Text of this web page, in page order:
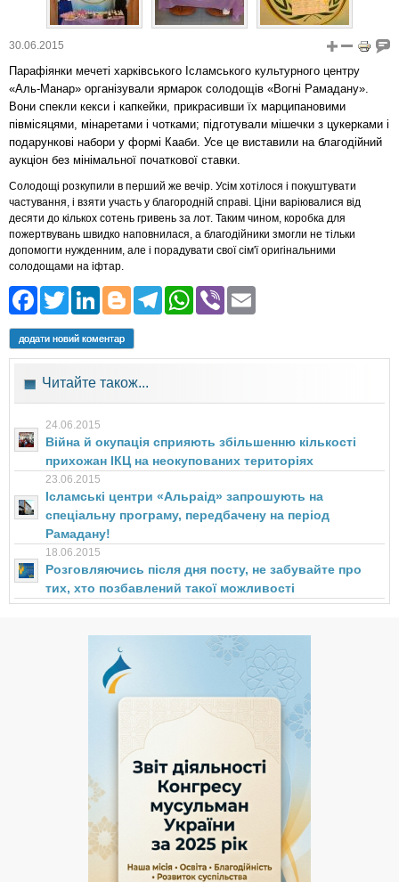
30.06.2015
Парафіянки мечеті харківського Ісламського культурного центру
«Аль-Манар» організували ярмарок солодощів «Вогні Рамадану».
Вони спекли кекси і капкейки, прикрасивши їх марципановими
півмісяцями, мінаретами і чотками; підготували мішечки з цукерками і
подарункові набори у формі Кааби. Усе це виставили на благодійний
аукціон без мінімальної початкової ставки.
Солодощі розкупили в перший же вечір. Усім хотілося і покуштувати
частування, і взяти участь у благородній справі. Ціни варіювалися від
десяти до кількох сотень гривень за лот. Таким чином, коробка для
пожертвувань швидко наповнилася, а благодійники змогли не тільки
допомогти нужденним, але і порадувати свої сім'ї оригінальними
солодощами на іфтар.
Facebook
Twitter
LinkedIn
Blogger
Telegram
WhatsApp
Viber
додати новий коментар
Читайте також...
24.06.2015
Війна й окупація сприяють збільшенню кількості
прихожан ІКЦ на неокупованих територіях
23.06.2015
Ісламські центри «Альраід» запрошують на
спеціальну програму, передбачену на період
Рамадану!
18.06.2015
Розговляючись після дня посту, не забувайте про
тих, хто позбавлений такої можливості